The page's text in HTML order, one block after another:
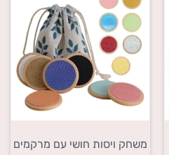
משחק ויסות חושי עם מרקמים